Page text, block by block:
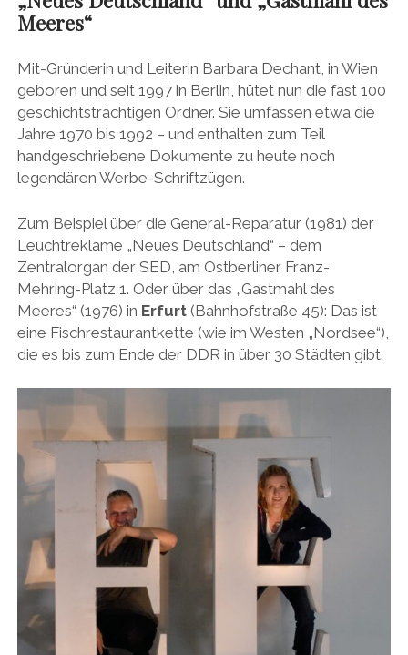
Meeres“
Mit-Gründerin und Leiterin Barbara Dechant, in Wien
geboren und seit 1997 in Berlin, hütet nun die fast 100
geschichtsträchtigen Ordner. Sie umfassen etwa die
Jahre 1970 bis 1992 – und enthalten zum Teil
handgeschriebene Dokumente zu heute noch
legendären Werbe-Schriftzügen.
Zum Beispiel über die General-Reparatur (1981) der
Leuchtreklame „Neues Deutschland“ – dem
Zentralorgan der SED, am Ostberliner Franz-
Mehring-Platz 1. Oder über das „Gastmahl des
Meeres“ (1976) in Erfurt(Bahnhofstraße 45): Das ist
eine Fischrestaurantkette (wie im Westen „Nordsee“),
die es bis zum Ende der DDR in über 30 Städten gibt.